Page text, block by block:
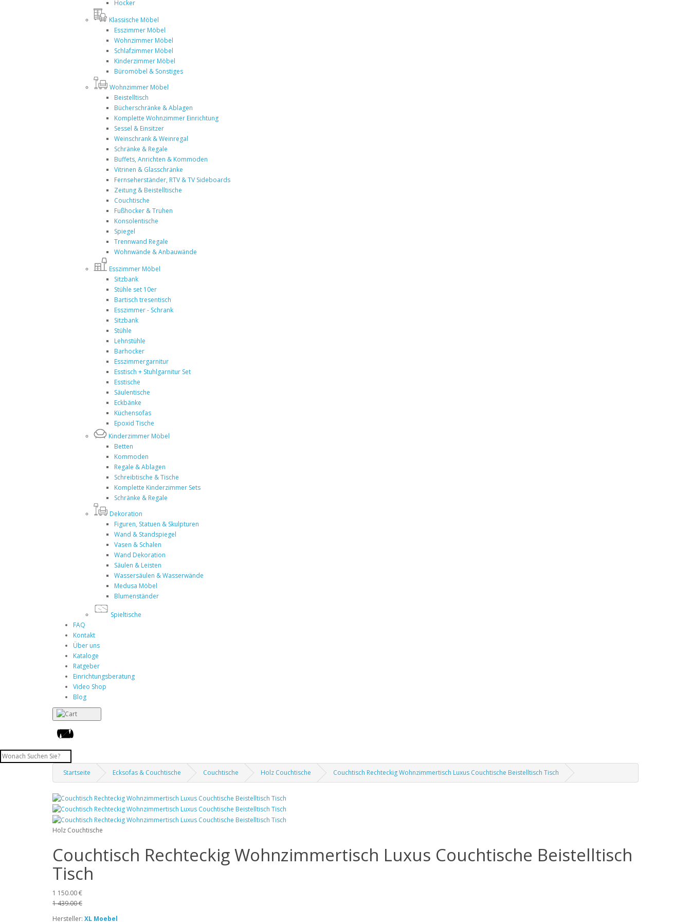
Hocker
Klassische Möbel
Esszimmer Möbel
Wohnzimmer Möbel
Schlafzimmer Möbel
Kinderzimmer Möbel
Büromöbel & Sonstiges
Wohnzimmer Möbel
Beistelltisch
Bücherschränke & Ablagen
Komplette Wohnzimmer Einrichtung
Sessel & Einsitzer
Weinschrank & Weinregal
Schränke & Regale
Buffets, Anrichten & Kommoden
Vitrinen & Glasschränke
Fernseherständer, RTV & TV Sideboards
Zeitung & Beistelltische
Couchtische
Fußhocker & Truhen
Konsolentische
Spiegel
Trennwand Regale
Wohnwände & Anbauwände
Esszimmer Möbel
Sitzbank
Stühle set 10er
Bartisch tresentisch
Esszimmer - Schrank
Sitzbank
Stühle
Lehnstühle
Barhocker
Esszimmergarnitur
Esstisch + Stuhlgarnitur Set
Esstische
Säulentische
Eckbänke
Küchensofas
Epoxid Tische
Kinderzimmer Möbel
Betten
Kommoden
Regale & Ablagen
Schreibtische & Tische
Komplette Kinderzimmer Sets
Schränke & Regale
Dekoration
Figuren, Statuen & Skulpturen
Wand & Standspiegel
Vasen & Schalen
Wand Dekoration
Säulen & Leisten
Wassersäulen & Wasserwände
Medusa Möbel
Blumenständer
Spieltische
FAQ
Kontakt
Über uns
Kataloge
Ratgeber
Einrichtungsberatung
Video Shop
Blog
Startseite Ecksofas & Couchtische Couchtische Holz Couchtische Couchtisch Rechteckig Wohnzimmertisch Luxus Couchtische Beistelltisch Tisch
Holz Couchtische
Couchtisch Rechteckig Wohnzimmertisch Luxus Couchtische Beistelltisch
Tisch
1 150.00 €
1 439.00 €
Hersteller: XL Moebel